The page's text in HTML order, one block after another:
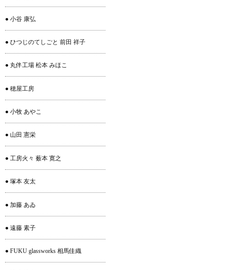
● 小谷 康弘
● ひつじのてしごと 前田 祥子
● 丸伴工場 松本 みほこ
● 穂屋工房
● 小牧 あやこ
● 山田 憲栄
● 工房火々 薮本 寛之
● 塚本 友太
● 加藤 あゐ
● 遠藤 素子
● FUKU glassworks 相馬佳織